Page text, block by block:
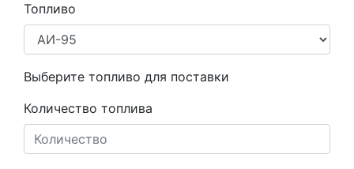
Топливо
Выберите топливо для поставки
Количество топлива